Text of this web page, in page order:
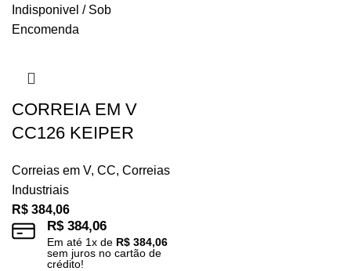
Indisponivel / Sob
Encomenda
CORREIA EM V
CC126 KEIPER
Correias em V, CC, Correias
Industriais
R$ 384,06
R$384,06
Em até 1x de R$ 384,06
sem juros no cartão de
crédito!